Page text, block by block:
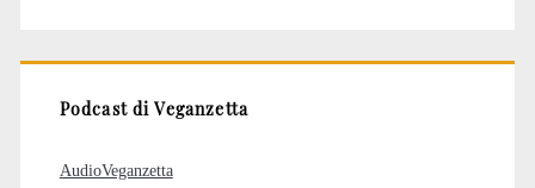
Podcast di Veganzetta
AudioVeganzetta